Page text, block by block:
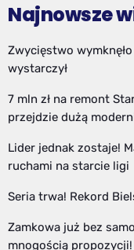
Najnowsze
Zwycięstwo
wystarczył
7 mln zł na remont
przejdzie dużą
Lider jednak zostaje!
ruchami na starcie ligi
Seria trwa! Rekord
Zamkowa już bez
mnogością propozycji!